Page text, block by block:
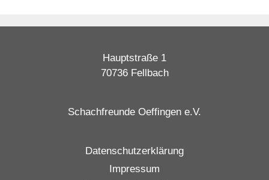
Hauptstraße 1
70736 Fellbach
Schachfreunde Oeffingen e.V.
Datenschutzerklärung
Impressum